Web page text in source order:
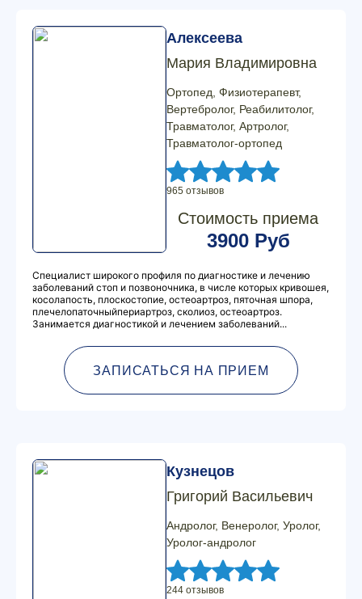
Алексеева
Мария Владимировна
Ортопед, Физиотерапевт,
Вертебролог, Реабилитолог,
Травматолог, Артролог,
Травматолог-ортопед
965 отзывов
Стоимость приема
3900 Руб
Специалист широкого профиля по диагностике и лечению
заболеваний стоп и позвоночника, в числе которых кривошея,
косолапость, плоскостопие, остеоартроз, пяточная шпора,
плечелопаточныйпериартроз, сколиоз, остеоартроз.
Занимается диагностикой и лечением заболеваний...
ЗАПИСАТЬСЯ НА ПРИЕМ
Кузнецов
Григорий Васильевич
Андролог, Венеролог, Уролог,
Уролог-андролог
244 отзывов